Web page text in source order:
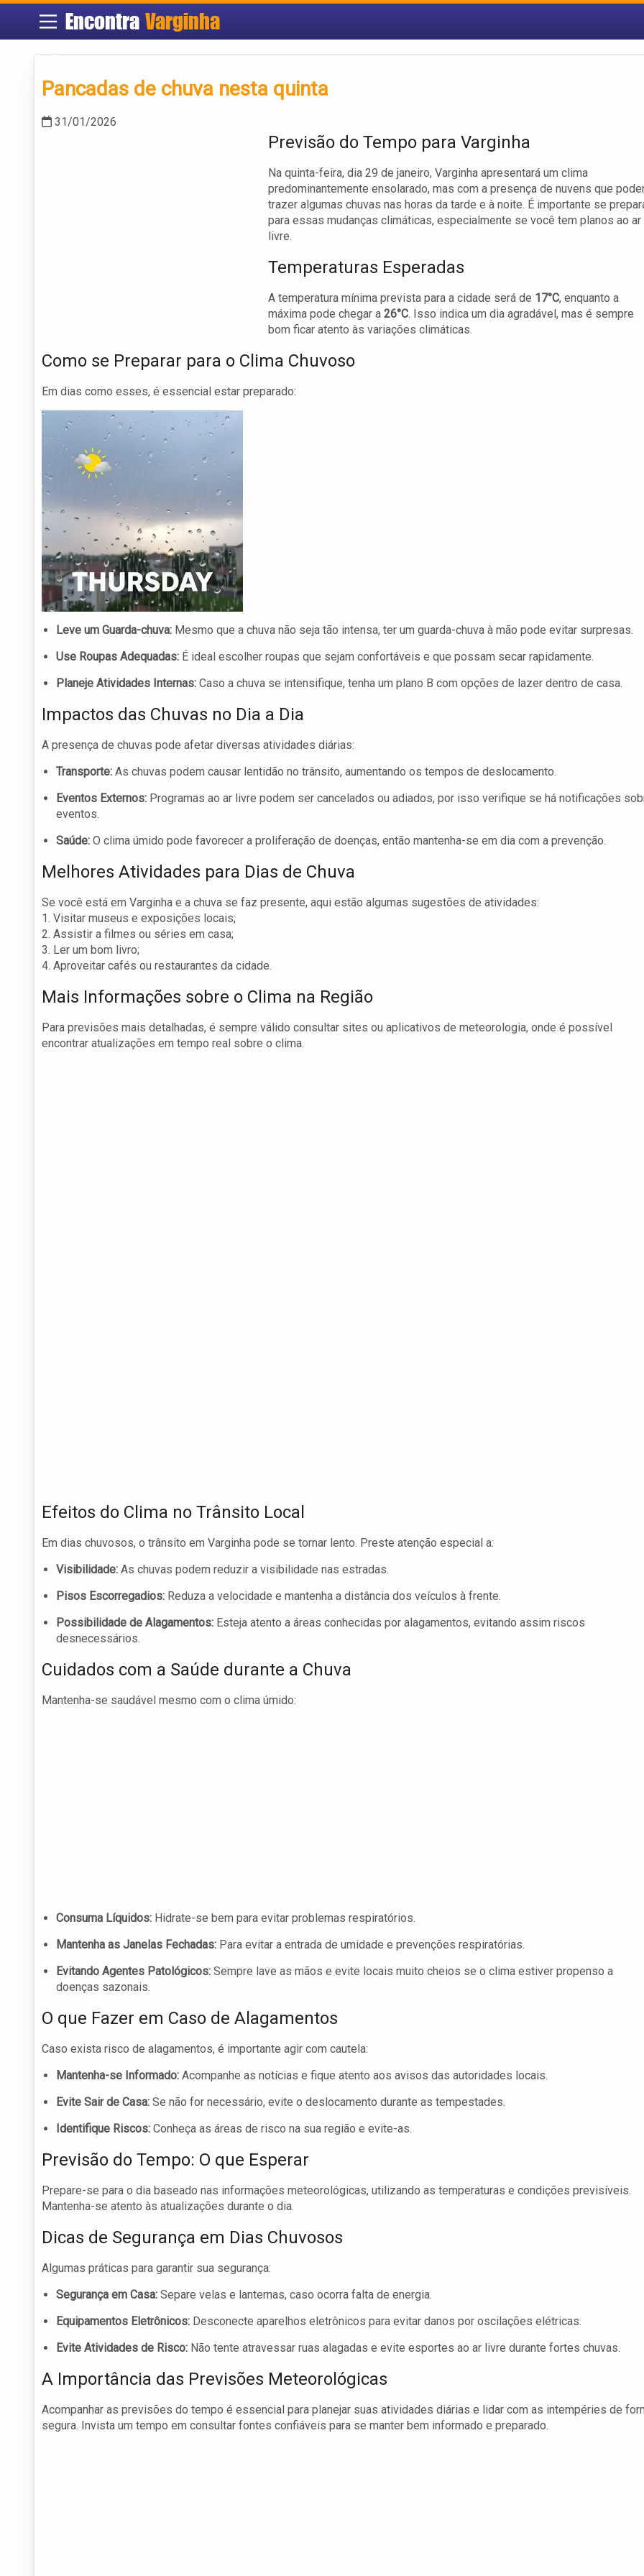
Encontra Varginha
Pancadas de chuva nesta quinta
31/01/2026
Previsão do Tempo para Varginha
Na quinta-feira, dia 29 de janeiro, Varginha apresentará um clima
predominantemente ensolarado, mas com a presença de nuvens que
trazer algumas chuvas nas horas da tarde e à noite. É importante se
para essas mudanças climáticas, especialmente se você tem planos ao ar
livre.
Temperaturas Esperadas
A temperatura mínima prevista para a cidade será de 17°C, enquanto a
máxima pode chegar a 26°C. Isso indica um dia agradável, mas é sempre
bom ficar atento às variações climáticas.
Como se Preparar para o Clima Chuvoso
Em dias como esses, é essencial estar preparado:
Leve um Guarda-chuva: Mesmo que a chuva não seja tão intensa, ter um guarda-chuva à mão pode evitar surpresas.
Use Roupas Adequadas: É ideal escolher roupas que sejam confortáveis e que possam secar rapidamente.
Planeje Atividades Internas: Caso a chuva se intensifique, tenha um plano B com opções de lazer dentro de casa.
Impactos das Chuvas no Dia a Dia
A presença de chuvas pode afetar diversas atividades diárias:
Transporte: As chuvas podem causar lentidão no trânsito, aumentando os tempos de deslocamento.
Eventos Externos: Programas ao ar livre podem ser cancelados ou adiados, por isso verifique se há notificações
eventos.
Saúde: O clima úmido pode favorecer a proliferação de doenças, então mantenha-se em dia com a prevenção.
Melhores Atividades para Dias de Chuva
Se você está em Varginha e a chuva se faz presente, aqui estão algumas sugestões de atividades:
1. Visitar museus e exposições locais;
2. Assistir a filmes ou séries em casa;
3. Ler um bom livro;
4. Aproveitar cafés ou restaurantes da cidade.
Mais Informações sobre o Clima na Região
Para previsões mais detalhadas, é sempre válido consultar sites ou aplicativos de meteorologia, onde é possível
encontrar atualizações em tempo real sobre o clima.
Efeitos do Clima no Trânsito Local
Em dias chuvosos, o trânsito em Varginha pode se tornar lento. Preste atenção especial a:
Visibilidade: As chuvas podem reduzir a visibilidade nas estradas.
Pisos Escorregadios: Reduza a velocidade e mantenha a distância dos veículos à frente.
Possibilidade de Alagamentos: Esteja atento a áreas conhecidas por alagamentos, evitando assim riscos
desnecessários.
Cuidados com a Saúde durante a Chuva
Mantenha-se saudável mesmo com o clima úmido:
Consuma Líquidos: Hidrate-se bem para evitar problemas respiratórios.
Mantenha as Janelas Fechadas: Para evitar a entrada de umidade e prevenções respiratórias.
Evitando Agentes Patológicos: Sempre lave as mãos e evite locais muito cheios se o clima estiver propenso a
doenças sazonais.
O que Fazer em Caso de Alagamentos
Caso exista risco de alagamentos, é importante agir com cautela:
Mantenha-se Informado: Acompanhe as notícias e fique atento aos avisos das autoridades locais.
Evite Sair de Casa: Se não for necessário, evite o deslocamento durante as tempestades.
Identifique Riscos: Conheça as áreas de risco na sua região e evite-as.
Previsão do Tempo: O que Esperar
Prepare-se para o dia baseado nas informações meteorológicas, utilizando as temperaturas e condições previsíveis.
Mantenha-se atento às atualizações durante o dia.
Dicas de Segurança em Dias Chuvosos
Algumas práticas para garantir sua segurança:
Segurança em Casa: Separe velas e lanternas, caso ocorra falta de energia.
Equipamentos Eletrônicos: Desconecte aparelhos eletrônicos para evitar danos por oscilações elétricas.
Evite Atividades de Risco: Não tente atravessar ruas alagadas e evite esportes ao ar livre durante fortes chuvas.
A Importância das Previsões Meteorológicas
Acompanhar as previsões do tempo é essencial para planejar suas atividades diárias e lidar com as intempéries de
segura. Invista um tempo em consultar fontes confiáveis para se manter bem informado e preparado.